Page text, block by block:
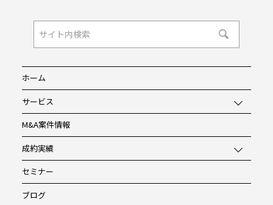
ホーム
サービス
M&A案件情報
成約実績
セミナー
ブログ